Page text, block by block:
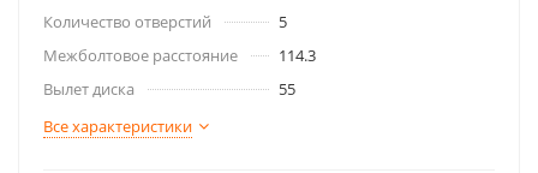
Количество отверстий
5
Межболтовое расстояние
114.3
Вылет диска
55
Все характеристики